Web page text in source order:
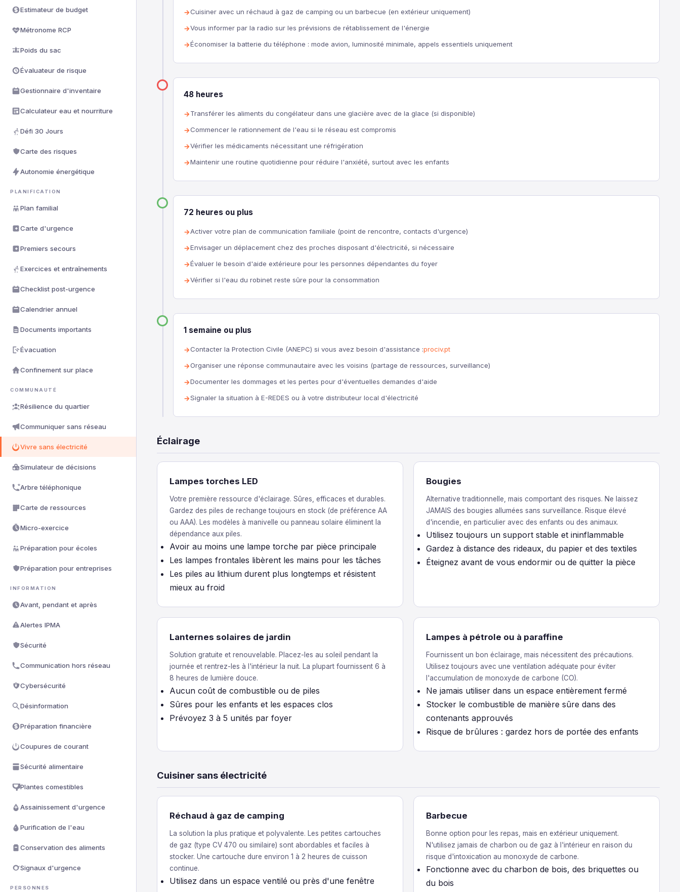
Estimateur de budget
Métronome RCP
Poids du sac
Évaluateur de risque
Gestionnaire d'inventaire
Calculateur eau et nourriture
Défi 30 Jours
Carte des risques
Autonomie énergétique
PLANIFICATION
Plan familial
Carte d'urgence
Premiers secours
Exercices et entraînements
Checklist post-urgence
Calendrier annuel
Documents importants
Évacuation
Confinement sur place
COMMUNAUTÉ
Résilience du quartier
Communiquer sans réseau
Vivre sans électricité
Simulateur de décisions
Arbre téléphonique
Carte de ressources
Micro-exercice
Préparation pour écoles
Préparation pour entreprises
INFORMATION
Avant, pendant et après
Alertes IPMA
Sécurité
Communication hors réseau
Cybersécurité
Désinformation
Préparation financière
Coupures de courant
Sécurité alimentaire
Plantes comestibles
Assainissement d'urgence
Purification de l'eau
Conservation des aliments
Signaux d'urgence
PERSONNES
Cuisiner avec un réchaud à gaz de camping ou un barbecue (en extérieur uniquement)
Vous informer par la radio sur les prévisions de rétablissement de l'énergie
Économiser la batterie du téléphone : mode avion, luminosité minimale, appels essentiels uniquement
48 heures
Transférer les aliments du congélateur dans une glacière avec de la glace (si disponible)
Commencer le rationnement de l'eau si le réseau est compromis
Vérifier les médicaments nécessitant une réfrigération
Maintenir une routine quotidienne pour réduire l'anxiété, surtout avec les enfants
72 heures ou plus
Activer votre plan de communication familiale (point de rencontre, contacts d'urgence)
Envisager un déplacement chez des proches disposant d'électricité, si nécessaire
Évaluer le besoin d'aide extérieure pour les personnes dépendantes du foyer
Vérifier si l'eau du robinet reste sûre pour la consommation
1 semaine ou plus
Contacter la Protection Civile (ANEPC) si vous avez besoin d'assistance :prociv.pt
Organiser une réponse communautaire avec les voisins (partage de ressources, surveillance)
Documenter les dommages et les pertes pour d'éventuelles demandes d'aide
Signaler la situation à E-REDES ou à votre distributeur local d'électricité
Éclairage
Lampes torches LED
Votre première ressource d'éclairage. Sûres, efficaces et durables.
Gardez des piles de rechange toujours en stock (de préférence AA
ou AAA). Les modèles à manivelle ou panneau solaire éliminent la
dépendance aux piles.
Avoir au moins une lampe torche par pièce principale
Les lampes frontales libèrent les mains pour les tâches
Les piles au lithium durent plus longtemps et résistent
mieux au froid
Bougies
Alternative traditionnelle, mais comportant des risques. Ne laissez
JAMAIS des bougies allumées sans surveillance. Risque élevé
d'incendie, en particulier avec des enfants ou des animaux.
Utilisez toujours un support stable et ininflammable
Gardez à distance des rideaux, du papier et des textiles
Éteignez avant de vous endormir ou de quitter la pièce
Lanternes solaires de jardin
Solution gratuite et renouvelable. Placez-les au soleil pendant la
journée et rentrez-les à l'intérieur la nuit. La plupart fournissent 6 à
8 heures de lumière douce.
Aucun coût de combustible ou de piles
Sûres pour les enfants et les espaces clos
Prévoyez 3 à 5 unités par foyer
Lampes à pétrole ou à paraffine
Fournissent un bon éclairage, mais nécessitent des précautions.
Utilisez toujours avec une ventilation adéquate pour éviter
l'accumulation de monoxyde de carbone (CO).
Ne jamais utiliser dans un espace entièrement fermé
Stocker le combustible de manière sûre dans des
contenants approuvés
Risque de brûlures : gardez hors de portée des enfants
Cuisiner sans électricité
Réchaud à gaz de camping
La solution la plus pratique et polyvalente. Les petites cartouches
de gaz (type CV 470 ou similaire) sont abordables et faciles à
stocker. Une cartouche dure environ 1 à 2 heures de cuisson
continue.
Utilisez dans un espace ventilé ou près d'une fenêtre
Barbecue
Bonne option pour les repas, mais en extérieur uniquement.
N'utilisez jamais de charbon ou de gaz à l'intérieur en raison du
risque d'intoxication au monoxyde de carbone.
Fonctionne avec du charbon de bois, des briquettes ou
du bois